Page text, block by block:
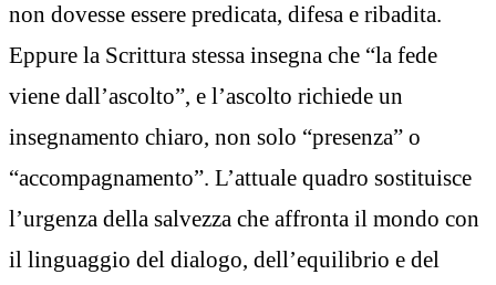
non dovesse essere predicata, difesa e ribadita.
Eppure la Scrittura stessa insegna che “la fede
viene dall’ascolto”, e l’ascolto richiede un
insegnamento chiaro, non solo “presenza” o
“accompagnamento”. L’attuale quadro sostituisce
l’urgenza della salvezza che affronta il mondo con
il linguaggio del dialogo, dell’equilibrio e del